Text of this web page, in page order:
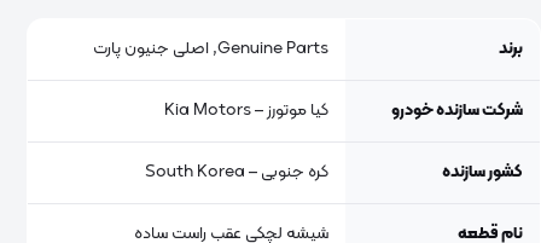
برند Genuine Parts, اصلی جنیون پارت
شرکت سازنده خودرو کیا موتورز – Kia Motors
کشور سازنده کره جنوبی – South Korea
نام قطعه شیشه لچکی عقب راست ساده